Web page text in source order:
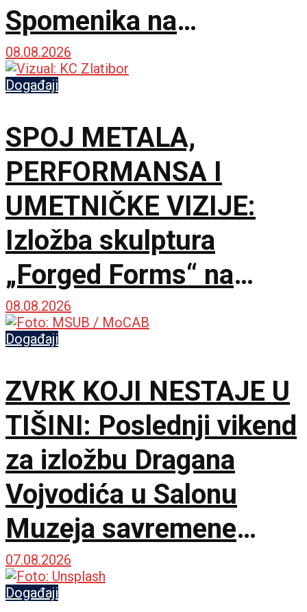
Spomenika na
Šumatnom brdu
08.08.2026
Događaji
SPOJ METALA,
PERFORMANSA I
UMETNIČKE VIZIJE:
Izložba skulptura
„Forged Forms“ na
Zlatiboru
08.08.2026
Događaji
ZVRK KOJI NESTAJE U
TIŠINI: Poslednji vikend
za izložbu Dragana
Vojvodića u Salonu
Muzeja savremene
umetnosti
07.08.2026
Događaji